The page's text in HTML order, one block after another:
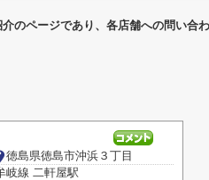
のページであり、各店舗への問い合
徳島県徳島市沖浜３丁目
岐線 二軒屋駅